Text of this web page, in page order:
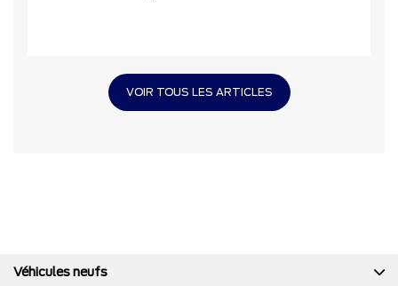
VOIR TOUS LES ARTICLES
Véhicules neufs